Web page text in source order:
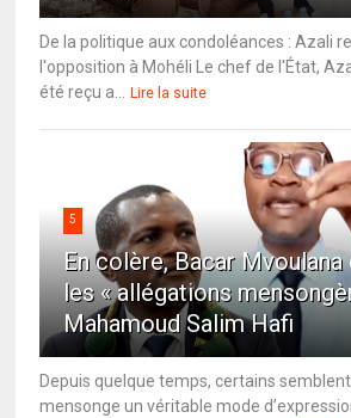
De la politique aux condoléances : Azali
l'opposition à Mohéli Le chef de l'État,
été reçu a...
Lire la suite
5
En colère, Bacar Mvoulana
les « allégations
Mahamoud Salim Hafi
Depuis quelque temps, certains
mensonge un véritable mode